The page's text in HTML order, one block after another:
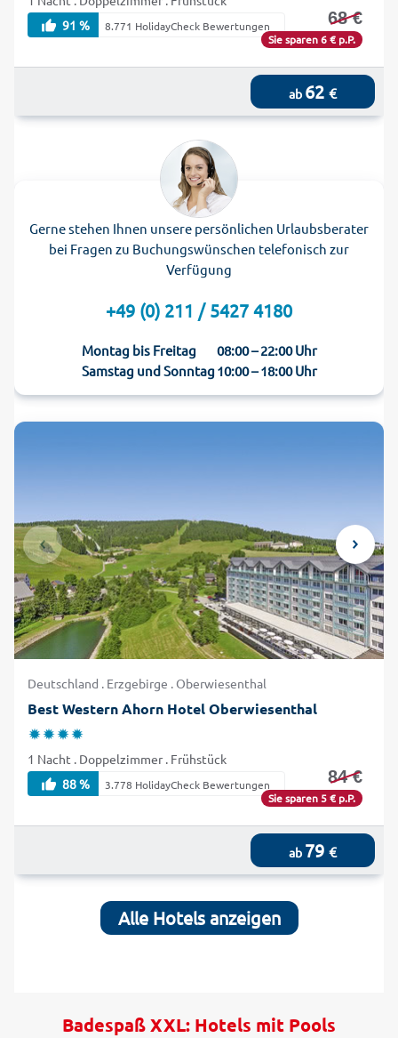
91 %
8.771 HolidayCheck Bewertungen 68 €
Sie sparen 6 € p.P.
ab 62 €
Gerne stehen Ihnen unsere persönlichen Urlaubsberater
bei Fragen zu Buchungswünschen telefonisch zur
Verfügung
+49 (0) 211 / 5427 4180
Montag bis Freitag
08:00 – 22:00 Uhr
Samstag und Sonntag10:00 – 18:00 Uhr
Deutschland . Erzgebirge . Oberwiesenthal
Best Western Ahorn Hotel Oberwiesenthal
1 Nacht . Doppelzimmer . Frühstück
88 %
3.778 HolidayCheck Bewertungen 84 €
Sie sparen 5 € p.P.
ab 79 €
Alle Hotels anzeigen
Badespaß XXL: Hotels mit Pools